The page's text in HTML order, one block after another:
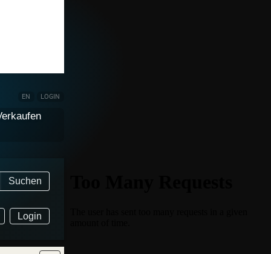
EN LOGIN
Suchen
Login